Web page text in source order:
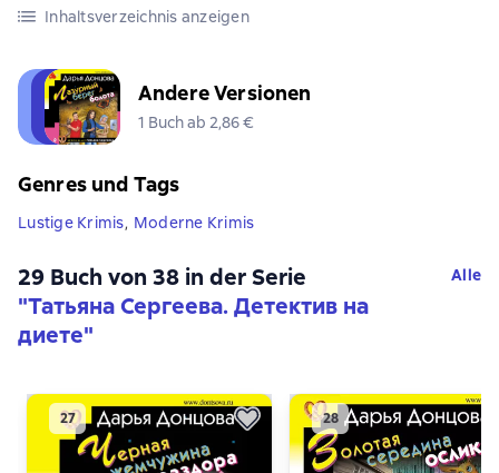
Inhaltsverzeichnis anzeigen
Andere Versionen
1 Buch ab 2,86 €
Genres und Tags
Lustige Krimis, Moderne Krimis
29 Buch von 38 in der Serie
"Татьяна Сергеева. Детектив на
диете"
Alle